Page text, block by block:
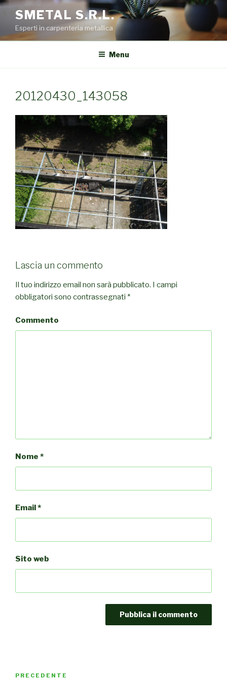
Salta
contenuto
SMETAL S.R.L.
Esperti in carpenteria metallica
Menu
20120430_143058
Lascia un commento
Il tuo indirizzo email non sarà pubblicato. I campi
obbligatori sono contrassegnati *
Commento
Nome *
Email*
Sito web
Navigazione
Articolo
PRECEDENTE